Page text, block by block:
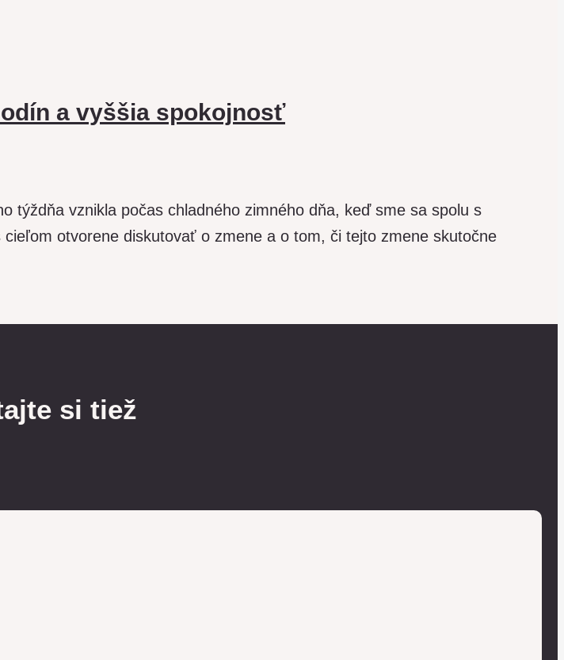
a vyššia spokojnosť
týždňa vznikla počas chladného zimného dňa, keď sme sa spolu s
otvorene diskutovať o zmene a o tom, či tejto zmene skutočne
si tiež